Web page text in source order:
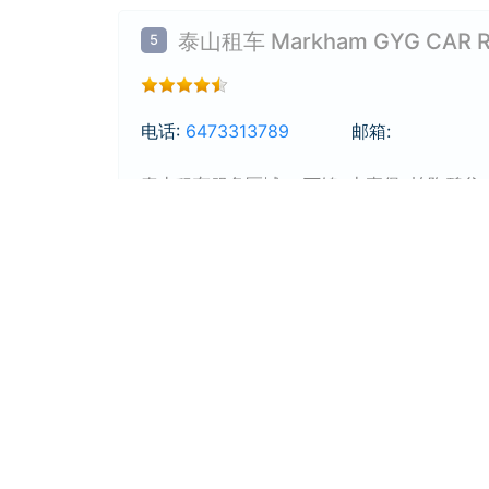
5 泰山租车 Markham GYG CAR
电话: 6473313789 邮箱:
泰山租车服务区域： 万锦, 士嘉堡, 怡陶碧谷